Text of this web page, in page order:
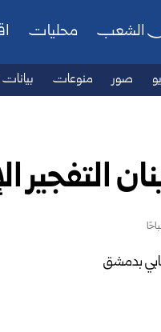
الشعب محليات
صور منوعات